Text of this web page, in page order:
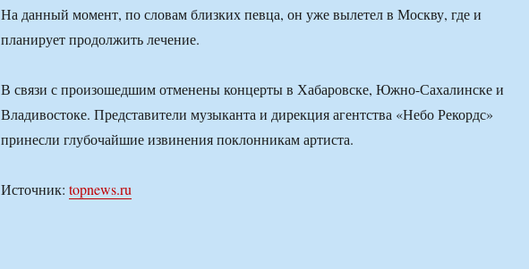
На данный момент, по словам близких певца, он уже вылетел в Москву, где и
планирует продолжить лечение.
В связи с произошедшим отменены концерты в Хабаровске, Южно-Сахалинске и
Владивостоке. Представители музыканта и дирекция агентства «Небо Рекордс»
принесли глубочайшие извинения поклонникам артиста.
Источник: topnews.ru